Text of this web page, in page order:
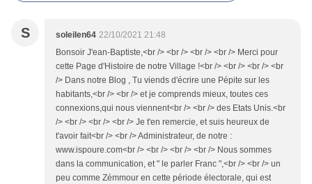
S soleilen64 22/10/2021 21:48
Bonsoir J'ean-Baptiste,<br /> <br /> <br /> <br /> Merci pour
cette Page d'Histoire de notre Village !<br /> <br /> <br /> <br
/> Dans notre Blog , Tu viends d'écrire une Pépite sur les
habitants,<br /> <br /> et je comprends mieux, toutes ces
connexions,qui nous viennent<br /> <br /> des Etats Unis.<br
/> <br /> <br /> <br /> Je t'en remercie, et suis heureux de
t'avoir fait<br /> <br /> Administrateur, de notre :
www.ispoure.com<br /> <br /> <br /> <br /> Nous sommes
dans la communication, et " le parler Franc ",<br /> <br /> un
peu comme Zémmour en cette période électorale, qui est